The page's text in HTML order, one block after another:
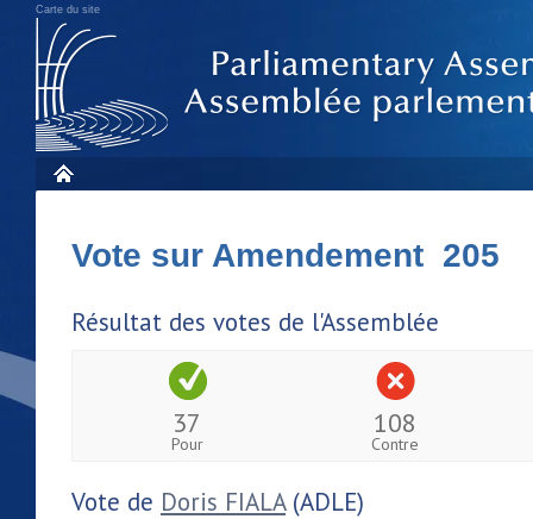
Carte du site
Vote sur Amendement 205
Résultat des votes de l'Assemblée
37
Pour
108
Contre
Vote de Doris FIALA(ADLE)